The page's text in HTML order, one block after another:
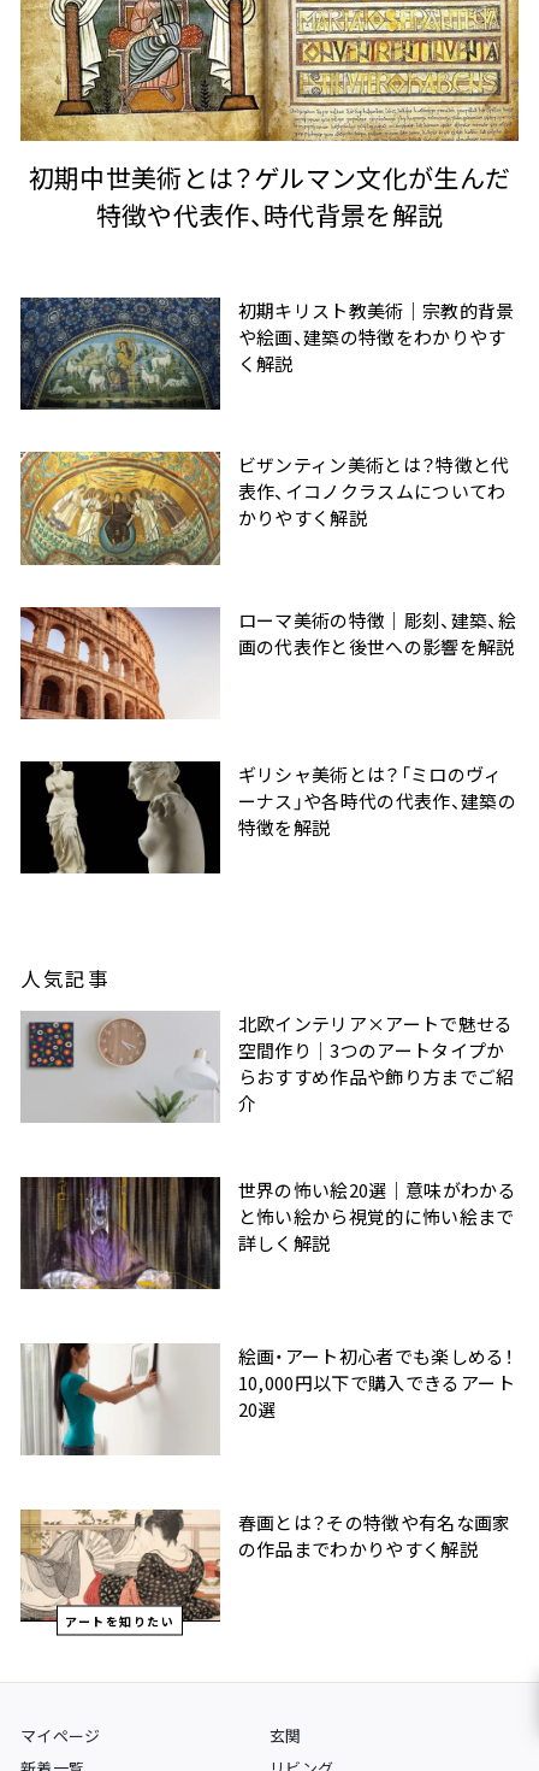
人気記事
北欧インテリア×アートで魅せる
空間作り｜3つのアートタイプか
らおすすめ作品や飾り方までご紹
介
世界の怖い絵20選｜意味がわかる
と怖い絵から視覚的に怖い絵まで
詳しく解説
絵画・アート初心者でも楽しめる！
10,000円以下で購入できるアート
20選
アートを知りたい
春画とは？その特徴や有名な画家
の作品までわかりやすく解説
初期中世美術とは？ゲルマン文化が生んだ
特徴や代表作、時代背景を解説
初期キリスト教美術｜宗教的背景
や絵画、建築の特徴をわかりやす
く解説
ビザンティン美術とは？特徴と代
表作、イコノクラスムについてわ
かりやすく解説
ローマ美術の特徴｜彫刻、建築、絵
画の代表作と後世への影響を解説
ギリシャ美術とは？「ミロのヴィ
ーナス」や各時代の代表作、建築の
特徴を解説
マイページ
玄関